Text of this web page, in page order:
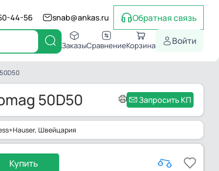
44-56 snab@ankas.ru Обратная связь
ЗаказыСравнениеКорзина Войти
50D50 Запросить КП
, Швейцария
Купить